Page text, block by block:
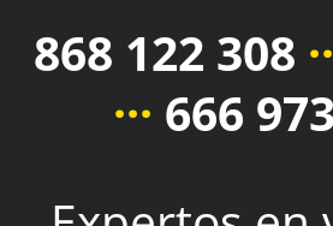
868 122 308
··· 666